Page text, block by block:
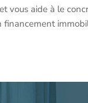
aide à le